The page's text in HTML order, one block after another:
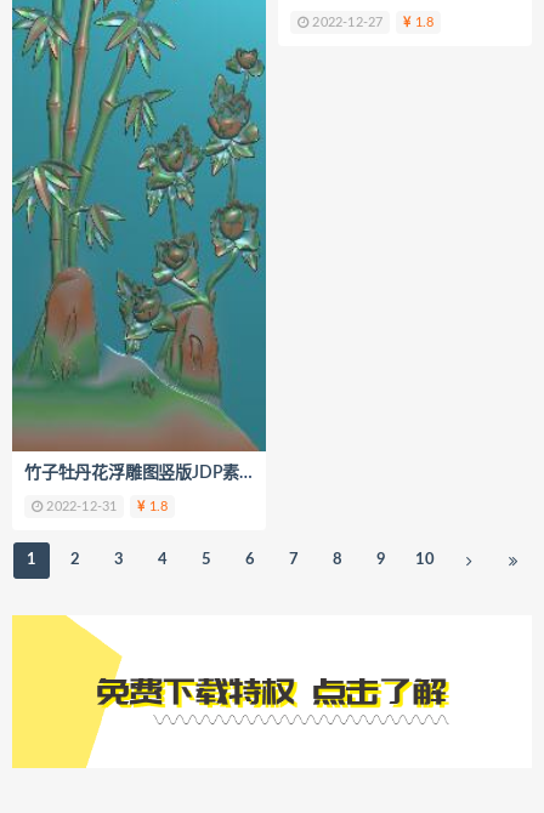
竹子牡丹花浮雕图竖版JDP素材B195
2022-12-31 1.8
2022-12-27 1.8
1 2 3 4 5 6 7 8 9 10